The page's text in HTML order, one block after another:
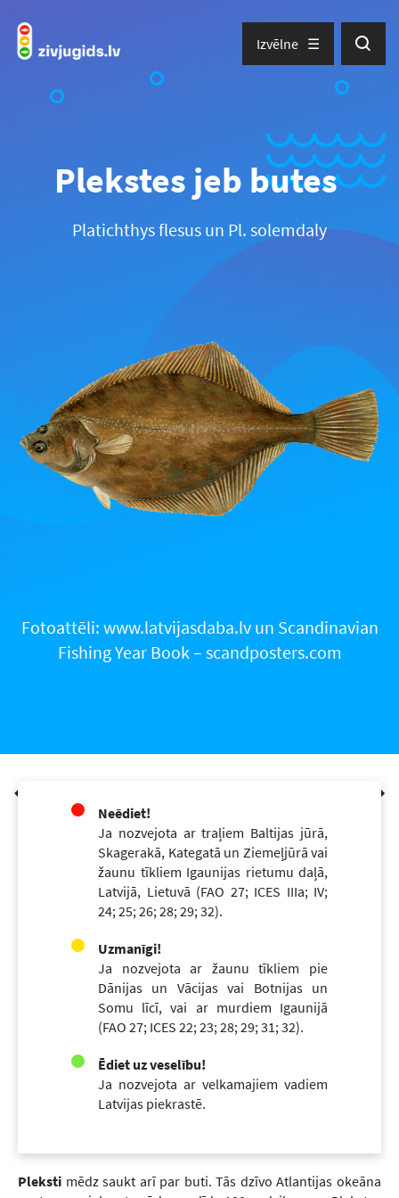
Izvēlne
Plekstes jeb butes
Platichthys flesus un Pl. solemdaly
Fotoattēli: www.latvijasdaba.lv un Scandinavian
Fishing Year Book – scandposters.com
Neēdiet!
Ja nozvejota ar traļiem Baltijas jūrā,
Skagerakā, Kategatā un Ziemeļjūrā vai
žaunu tīkliem Igaunijas rietumu daļā,
Latvijā, Lietuvā (FAO 27; ICES IIIa; IV;
24; 25; 26; 28; 29; 32).
Uzmanīgi!
Ja nozvejota ar žaunu tīkliem pie
Dānijas un Vācijas vai Botnijas un
Somu līcī, vai ar murdiem Igaunijā
(FAO 27; ICES 22; 23; 28; 29; 31; 32).
Ēdiet uz veselību!
Ja nozvejota ar velkamajiem vadiem
Latvijas piekrastē.
Pleksti mēdz saukt arī par buti. Tās dzīvo Atlantijas okeāna